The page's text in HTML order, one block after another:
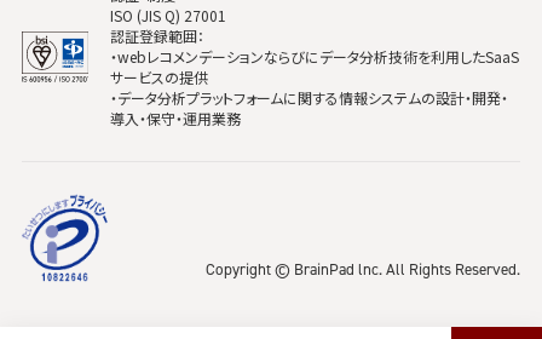
ISO (JIS Q) 27001
認証登録範囲：
・webレコメンデーションならびにデータ分析技術を利用したSaaS
サービスの提供
・データ分析プラットフォームに関する情報システムの設計・開発・
導入・保守・運用業務
Copyright © BrainPad lnc. All Rights Reserved.